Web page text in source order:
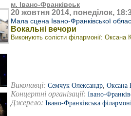
м. Івано-Франківськ
20 жовтня 2014, понеділок,
Мала сцена Івано-Франківської
Вокальні вечори
Виконують солісти філармонії:
Виконавці: Семчук Олександр, Оксана
Концертні організації: Івано-
Джерело: Івано-Франківська